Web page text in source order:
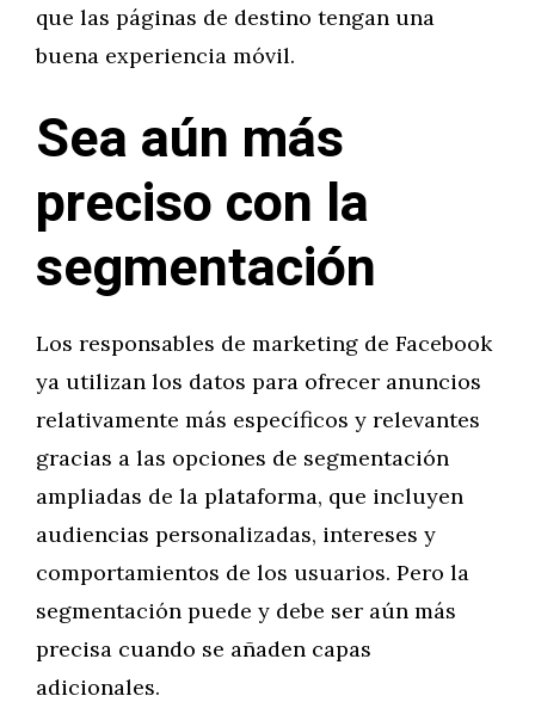
que las páginas de destino tengan una
buena experiencia móvil.
Sea aún más
preciso con la
segmentación
Los responsables de marketing de Facebook
ya utilizan los datos para ofrecer anuncios
relativamente más específicos y relevantes
gracias a las opciones de segmentación
ampliadas de la plataforma, que incluyen
audiencias personalizadas, intereses y
comportamientos de los usuarios. Pero la
segmentación puede y debe ser aún más
precisa cuando se añaden capas
adicionales.